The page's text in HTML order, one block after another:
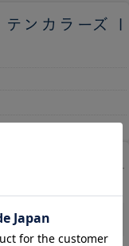
テンカラーズ I